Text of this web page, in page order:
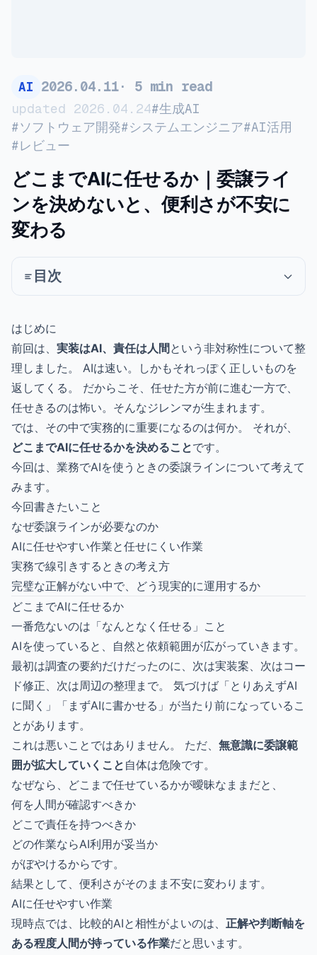
AI 2026. 04. 11· 5 min read
updated 2026 . 04 . 24#生成AI
#ソフトウェア開発#システムエンジニア#AI活用
#レビュー
どこまでAIに任せるか｜委譲ライ
ンを決めないと、便利さが不安に
変わる
目次
はじめに
前回は、 実装はAI、責任は人間 という非対称性について整
理しました。 AIは速い。しかもそれっぽく正しいものを
返してくる。 だからこそ、任せた方が前に進む一方で、
任せきるのは怖い。そんなジレンマが生まれます。
では、その中で実務的に重要になるのは何か。 それが、
どこまでAIに任せるかを決めることです。
今回は、業務でAIを使うときの委譲ラインについて考えて
みます。
今回書きたいこと
なぜ委譲ラインが必要なのか
AIに任せやすい作業と任せにくい作業
実務で線引きするときの考え方
完璧な正解がない中で、どう現実的に運用するか
どこまでAIに任せるか
一番危ないのは「なんとなく任せる」こと
AIを使っていると、自然と依頼範囲が広がっていきます。
最初は調査の要約だけだったのに、次は実装案、次はコー
ド修正、次は周辺の整理まで。 気づけば「とりあえずAI
に聞く」「まずAIに書かせる」が当たり前になっているこ
とがあります。
これは悪いことではありません。 ただ、 無意識に委譲範
囲が拡大していくこと 自体は危険です。
なぜなら、どこまで任せているかが曖昧なままだと、
何を人間が確認すべきか
どこで責任を持つべきか
どの作業ならAI利用が妥当か
がぼやけるからです。
結果として、便利さがそのまま不安に変わります。
AIに任せやすい作業
現時点では、比較的AIと相性がよいのは、 正解や判断軸を
ある程度人間が持っている作業だと思います。